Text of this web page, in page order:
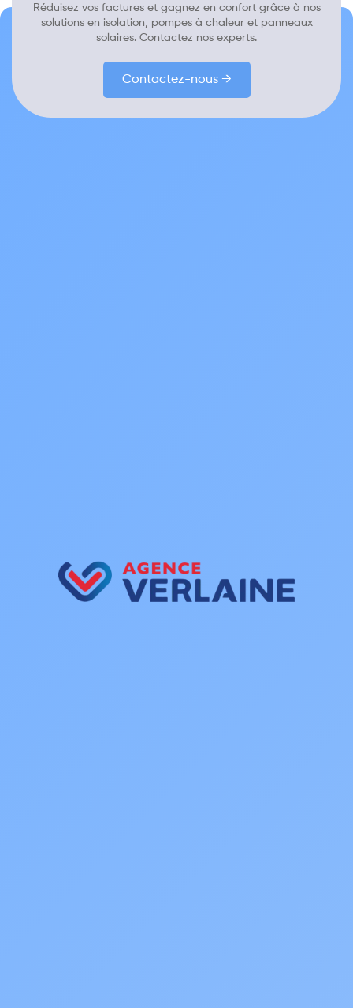
Réduisez vos factures et gagnez en confort grâce à nos
solutions en isolation, pompes à chaleur et panneaux
solaires. Contactez nos experts.
Contactez-nous →